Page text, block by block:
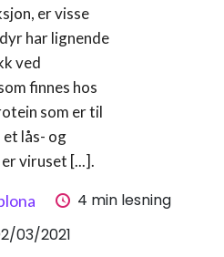
er visse
har lignende
ved
finnes hos
som er til
lås- og
viruset [...].
4 min lesning
03/2021